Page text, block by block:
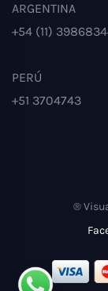
ARGENTINA
+54 (11)
PERÚ
+51 3704743
®